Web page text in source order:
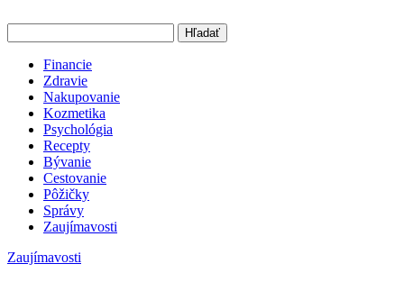
Hľadať
Financie
Zdravie
Nakupovanie
Kozmetika
Psychológia
Recepty
Bývanie
Cestovanie
Pôžičky
Správy
Zaujímavosti
Zaujímavosti